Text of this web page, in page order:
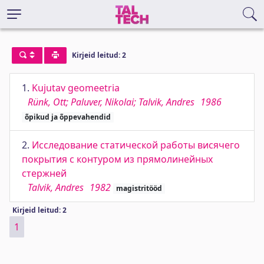
Kirjeid leitud: 2
1. Kujutav geomeetria
Rünk, Ott; Paluver, Nikolai; Talvik, Andres 1986
õpikud ja õppevahendid
2. Исследование статической работы висячего
покрытия с контуром из прямолинейных
стержней
Talvik, Andres 1982 magistritööd
Kirjeid leitud: 2
1